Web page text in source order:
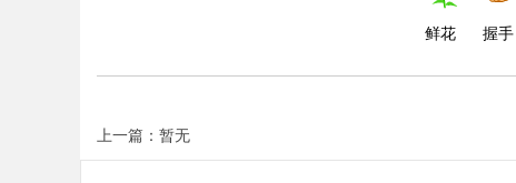
鲜花 握手
上一篇：暂无